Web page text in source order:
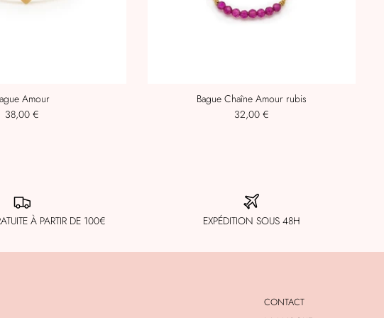
Amour
38,00 €
Bague Chaîne Amour rubis
32,00 €
À PARTIR DE 100€ EXPÉDITION SOUS 48H
CONTACT